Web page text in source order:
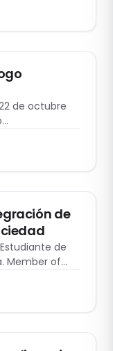
de octubre
de
de
Member of…